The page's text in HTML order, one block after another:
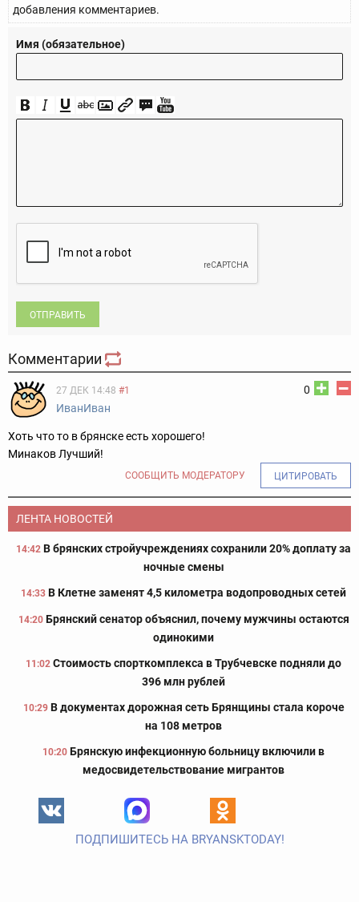
добавления комментариев.
Имя (обязательное)
ОТПРАВИТЬ
Комментарии
0
27 ДЕК 14:48 #1
ИванИван
Хоть что то в брянске есть хорошего!
Минаков Лучший!
СООБЩИТЬ МОДЕРАТОРУ ЦИТИРОВАТЬ
ЛЕНТА НОВОСТЕЙ
14:42 В брянских стройучреждениях сохранили 20% доплату за
ночные смены
14:33 В Клетне заменят 4,5 километра водопроводных сетей
14:20 Брянский сенатор объяснил, почему мужчины остаются
одинокими
11:02 Стоимость спорткомплекса в Трубчевске подняли до
396 млн рублей
10:29 В документах дорожная сеть Брянщины стала короче
на 108 метров
10:20 Брянскую инфекционную больницу включили в
медосвидетельствование мигрантов
ПОДПИШИТЕСЬ НА BRYANSKTODAY!